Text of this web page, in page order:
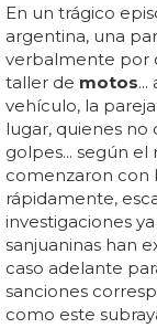
En un trágico
argentina, una
verbalmente por
taller de motos
vehículo, la
lugar, quienes no
golpes... según el
comenzaron con
rápidamente,
investigaciones
sanjuaninas han
caso adelante
sanciones
como este